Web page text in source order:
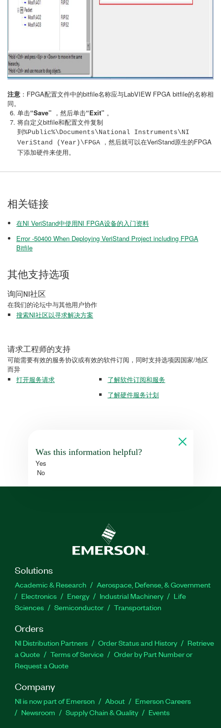
注意 ：FPGA配置文件中的bitfile名称应与LabVIEW FPGA bitfile的名称相
同。
单击“Save” ，然后单击“Exit” 。
将自定义bitfile和配置文件复制
到%Public%\Documents\National Instruments\NI
VeriStand (Year)\FPGA ，然后就可以在VeriStand原生的FPGA
下添加硬件来使用。
相关链接
在NI VeriStand中使用NI FPGA设备的入门资料
Error -50400 When Deploying VeriStand Project including FPGA
Bitfile
其他支持选项
询问NI社区
在我们的论坛中与其他用户协作
搜索NI社区以寻求解决方案
请求工程师的支持
可能需要有效的服务协议或有效的软件订阅，同时支持选项因国家/地区
而异
打开服务请求
了解软件订阅和服务
了解硬件服务计划
Was this information helpful?
Yes
No
Solutions
Academic & Research
Aerospace, Defense, & Government
Electronics
Energy Industrial Machinery
Life
Sciences
Semiconductor Transportation
Orders
NI Distribution Partners Order Status and History
Retrieve
a Quote
Terms of Service
Order by Part Number or
Request a Quote
Company
NI is now part of Emerson About
Emerson Careers
Newsroom
Supply Chain & Quality Events